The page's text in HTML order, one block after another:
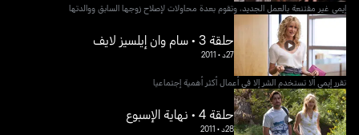
إيمي غير مقتنعة بالعمل الجديد، وتقوم بعدة محاولات لإصلاح زوجها السابق ووالدتها
حلقة 3 • سام وان إيلسيز لايف
27د •
2011
تقرر إيمي ألا تستخدم الشر إلا في أعمال أكثر أهمية إجتماعيا
حلقة 4 • نهاية الإسبوع
28د •
2011